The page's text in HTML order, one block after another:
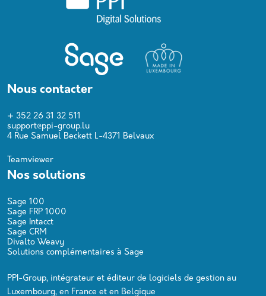
Nous contacter
+ 352 26 31 32 511
support@ppi-group.lu
4 Rue Samuel Beckett L-4371 Belvaux
Teamviewer
Nos solutions
Sage 100
Sage FRP 1000
Sage Intacct
Sage CRM
Divalto Weavy
Solutions complémentaires à Sage
PPI-Group, intégrateur et éditeur de logiciels de gestion au
Luxembourg, en France et en Belgique